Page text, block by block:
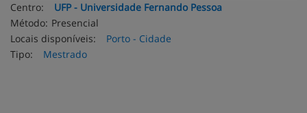
Centro:
UFP - Universidade Fernando Pessoa
Método: Presencial
Locais disponíveis:
Porto - Cidade
Tipo:
Mestrado